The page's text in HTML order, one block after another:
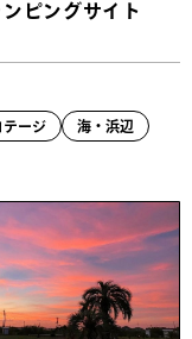
ピングサイト
テージ 海・浜辺